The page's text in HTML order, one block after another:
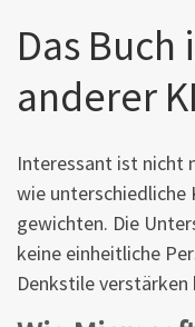
Das
anderer
Interessant ist nicht
wie unterschiedliche
gewichten. Die
keine einheitliche
Denkstile verstärken